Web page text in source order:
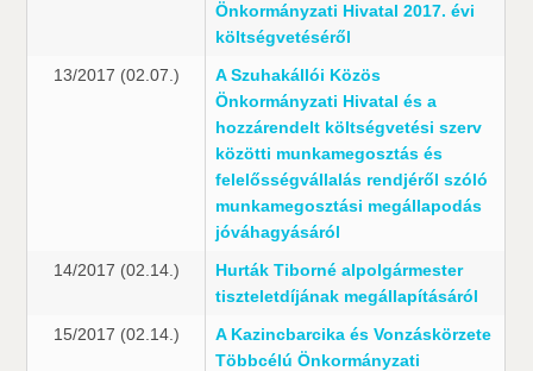
Önkormányzati Hivatal 2017. évi
költségvetéséről
13/2017 (02.07.)
A Szuhakállói Közös
Önkormányzati Hivatal és a
hozzárendelt költségvetési szerv
közötti munkamegosztás és
felelősségvállalás rendjéről szóló
munkamegosztási megállapodás
jóváhagyásáról
14/2017 (02.14.)
Hurták Tiborné alpolgármester
tiszteletdíjának megállapításáról
15/2017 (02.14.)
A Kazincbarcika és Vonzáskörzete
Többcélú Önkormányzati